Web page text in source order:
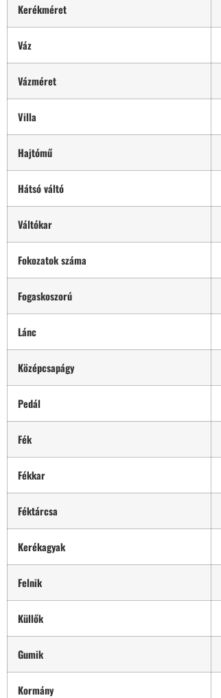
Kerékméret
Váz
Vázméret
Villa
Hajtómű
Hátsó váltó
Váltókar
Fokozatok száma
Fogaskoszorú
Lánc
Középcsapágy
Pedál
Fék
Fékkar
Féktárcsa
Kerékagyak
Felnik
Küllők
Gumik
Kormány